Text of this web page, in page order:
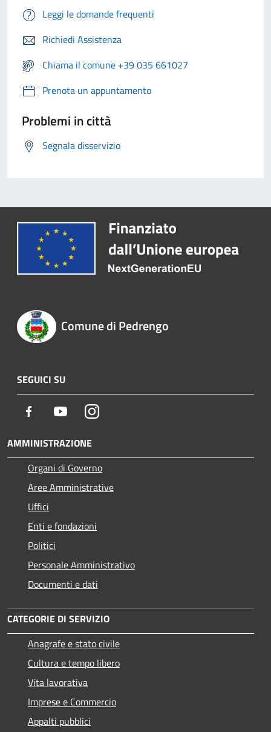
Leggi le domande frequenti
Richiedi Assistenza
Chiama il comune +39 035 661027
Prenota un appuntamento
Problemi in città
Segnala disservizio
Comune di Pedrengo
SEGUICI SU
Facebook YoutubeInstagram
AMMINISTRAZIONE
Organi di Governo
Aree Amministrative
Uffici
Enti e fondazioni
Politici
Personale Amministrativo
Documenti e dati
CATEGORIE DI SERVIZIO
Anagrafe e stato civile
Cultura e tempo libero
Vita lavorativa
Imprese e Commercio
Appalti pubblici